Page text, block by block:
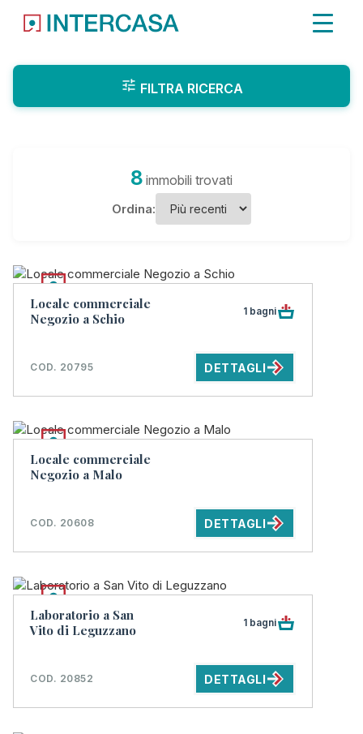
FILTRA RICERCA
8 immobili trovati
Ordina:
Locale commerciale
Negozio a Schio
1 bagni
COD. 20795 DETTAGLI
Locale commerciale
Negozio a Malo
COD. 20608 DETTAGLI
Laboratorio a San
Vito di Leguzzano
1 bagni
COD. 20852 DETTAGLI